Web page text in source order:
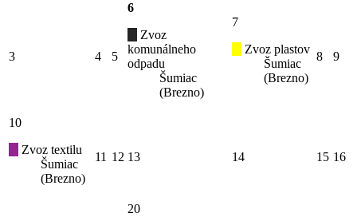
3 4 5
6
Zvoz
komunálneho
odpadu
Šumiac
(Brezno)
7
Zvoz plastov
Šumiac
(Brezno)
8 9
10
Zvoz textilu
Šumiac
(Brezno)
11 12 13 14 15 16
20